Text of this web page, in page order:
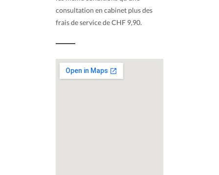
consultation en cabinet plus des
frais de service de CHF 9,90.